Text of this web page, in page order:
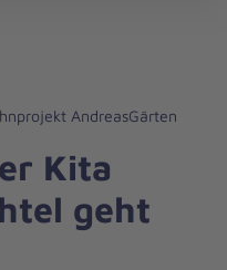
AndreasGärten
Kita
geht